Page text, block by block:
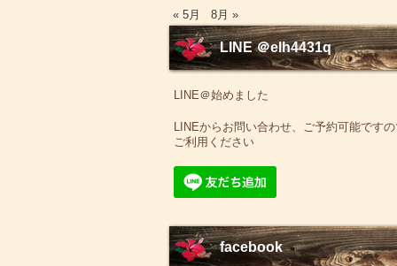
« 5月 8月 »
LINE ＠elh4431q
LINE＠始めました
LINEからお問い合わせ、ご予約可能です
ご利用ください
facebook